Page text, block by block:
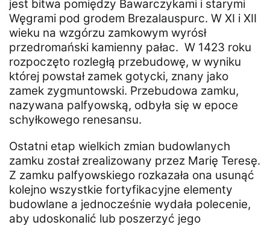
jest bitwa pomiędzy Bawarczykami i starymi
Węgrami pod grodem Brezalauspurc. W XI i XII
wieku na wzgórzu zamkowym wyrósł
przedromański kamienny pałac. W 1423 roku
rozpoczęto rozległą przebudowę, w wyniku
której powstał zamek gotycki, znany jako
zamek zygmuntowski. Przebudowa zamku,
nazywana palfyowską, odbyła się w epoce
schyłkowego renesansu.
Ostatni etap wielkich zmian budowlanych
zamku został zrealizowany przez Marię Teresę.
Z zamku palfyowskiego rozkazała ona usunąć
kolejno wszystkie fortyfikacyjne elementy
budowlane a jednocześnie wydała polecenie,
aby udoskonalić lub poszerzyć jego